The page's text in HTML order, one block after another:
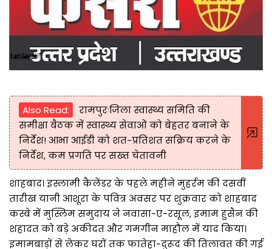
Also Read:
रामपुरःजिला स्वास्थ्य समिति की
समीक्षा बैठक में स्वास्थ्य सेवाओं को बेहतर बनाने के
निर्देश! आभा आईडी को शत-प्रतिशत सक्रिय करने के
निर्देश, कम प्रगति पर सख्त चेतावनी
शाहबाद। इस्लामी कैलेंडर के पहले महीने मुहर्रम की दसवीं
तारीख यानी आशूरा के पवित्र अवसर पर शुक्रवार को शाहबाद
कस्बे में मुस्लिम समुदाय ने नवासा-ए-रसूल, इमाम हुसैन की
शहादत को बड़े अकीदत और गमगीन माहौल में याद किया।
इमामबाड़ों से लेकर घरों तक फातेहा-दुरूद की तिलावत की गई